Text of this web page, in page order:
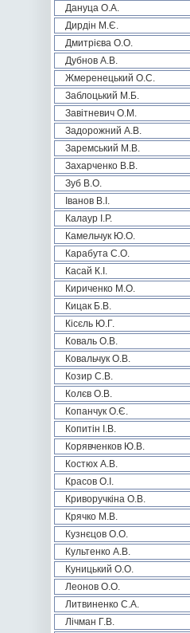
Дануца О.А.
Дирдін М.Є.
Дмитрієва О.О.
Дубнов А.В.
Жмеренецький О.С.
Заблоцький М.Б.
Завітневич О.М.
Задорожний А.В.
Заремський М.В.
Захарченко В.В.
Зуб В.О.
Іванов В.І.
Калаур І.Р.
Камельчук Ю.О.
Карабута С.О.
Касай К.І.
Кириченко М.О.
Кицак Б.В.
Кісєль Ю.Г.
Коваль О.В.
Ковальчук О.В.
Козир С.В.
Колєв О.В.
Копанчук О.Є.
Копитін І.В.
Корявченков Ю.В.
Костюх А.В.
Красов О.І.
Криворучкіна О.В.
Крячко М.В.
Кузнєцов О.О.
Культенко А.В.
Куницький О.О.
Леонов О.О.
Литвиненко С.А.
Лічман Г.В.